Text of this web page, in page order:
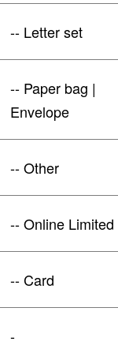
-- Letter set
-- Paper bag |
Envelope
-- Other
-- Online Limited
-- Card
-